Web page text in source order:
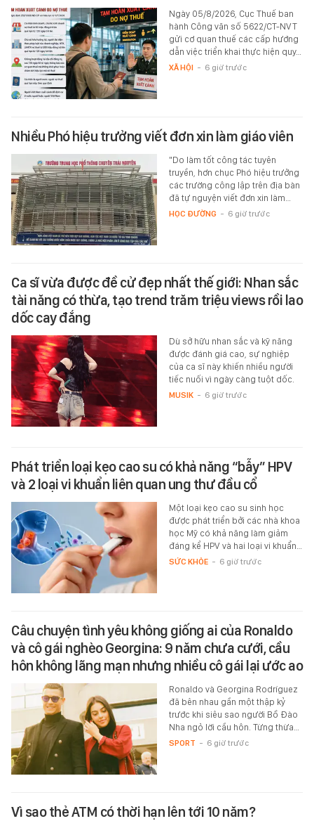
Ngày 05/8/2026, Cục Thuế ban
hành Công văn số 5622/CT-NVT
gửi cơ quan thuế các cấp hướng
dẫn việc triển khai thực hiện quy…
XÃ HỘI - 6 giờ trước
Nhiều Phó hiệu trưởng viết đơn xin làm giáo viên
"Do làm tốt công tác tuyên
truyền, hơn chục Phó hiệu trưởng
các trường công lập trên địa bàn
đã tự nguyện viết đơn xin làm…
HỌC ĐƯỜNG - 6 giờ trước
Ca sĩ vừa được đề cử đẹp nhất thế giới: Nhan sắc
tài năng có thừa, tạo trend trăm triệu views rồi lao
dốc cay đắng
Dù sở hữu nhan sắc và kỹ năng
được đánh giá cao, sự nghiệp
của ca sĩ này khiến nhiều người
tiếc nuối vì ngày càng tuột dốc.
MUSIK - 6 giờ trước
Phát triển loại kẹo cao su có khả năng “bẫy” HPV
và 2 loại vi khuẩn liên quan ung thư đầu cổ
Một loại kẹo cao su sinh học
được phát triển bởi các nhà khoa
học Mỹ có khả năng làm giảm
đáng kể HPV và hai loại vi khuẩn…
SỨC KHỎE - 6 giờ trước
Câu chuyện tình yêu không giống ai của Ronaldo
và cô gái nghèo Georgina: 9 năm chưa cưới, cầu
hôn không lãng mạn nhưng nhiều cô gái lại ước ao
Ronaldo và Georgina Rodríguez
đã bên nhau gần một thập kỷ
trước khi siêu sao người Bồ Đào
Nha ngỏ lời cầu hôn. Từng thừa…
SPORT - 6 giờ trước
Vì sao thẻ ATM có thời hạn lên tới 10 năm?